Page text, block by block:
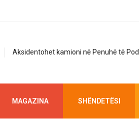
Aksidentohet kamioni në Penuhë të
MAGAZINA SHËNDETËSI